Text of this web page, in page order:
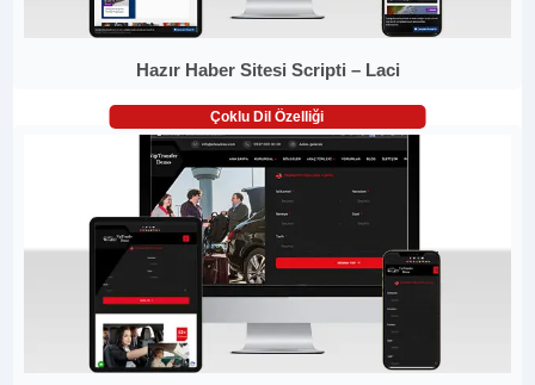
Hazır Haber Sitesi Scripti – Laci
Çoklu Dil Özelliği